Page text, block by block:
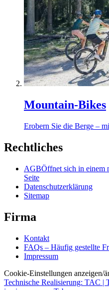
Mountain-Bikes
Erobern Sie die Berge –
Rechtliches
AGBÖffnet sich in einem
Seite
Datenschutzerklärung
Sitemap
Firma
Kontakt
FAQs – Häufig gestellte
Impressum
Cookie-Einstellungen anzeigen/
Technische Realisierung: TAC |